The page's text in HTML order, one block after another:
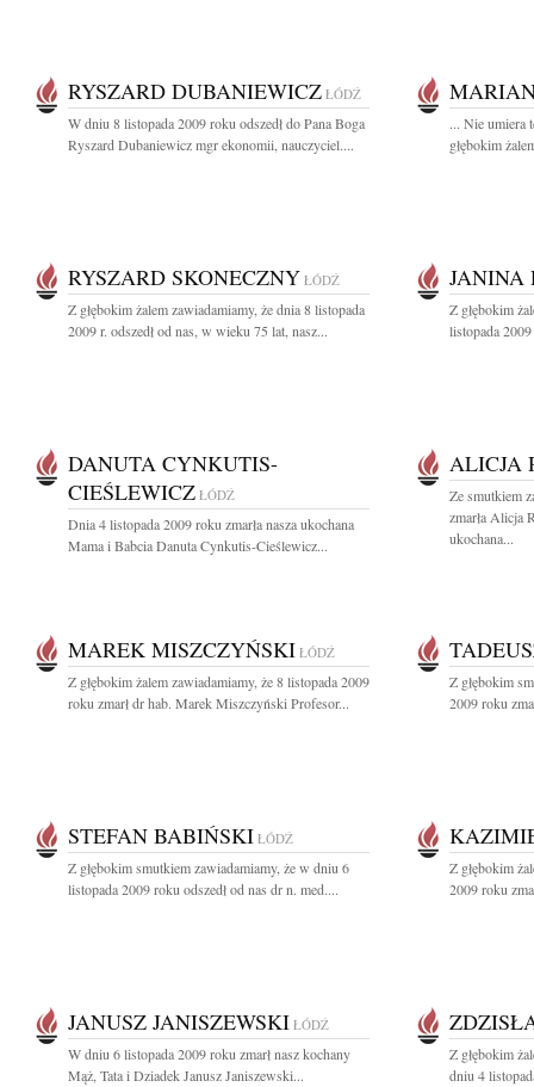
RYSZARD DUBANIEWICZ ŁÓDŹ
W dniu 8 listopada 2009 roku odszedł do Pana Boga
Ryszard Dubaniewicz mgr ekonomii, nauczyciel....
... Nie umiera
głębokim
RYSZARD SKONECZNY ŁÓDŹ
Z głębokim żalem zawiadamiamy, że dnia 8 listopada
2009 r. odszedł od nas, w wieku 75 lat, nasz...
JANINA
Z głębokim
listopada
DANUTA CYNKUTIS-
CIEŚLEWICZ ŁÓDŹ
Dnia 4 listopada 2009 roku zmarła nasza ukochana
Mama i Babcia Danuta Cynkutis-Cieślewicz...
ALICJA
Ze smutkiem
zmarła Alicja
ukochana...
MAREK MISZCZYŃSKI ŁÓDŹ
Z głębokim żalem zawiadamiamy, że 8 listopada 2009
roku zmarł dr hab. Marek Miszczyński Profesor...
Z głębokim
2009 roku
STEFAN BABIŃSKI ŁÓDŹ
Z głębokim smutkiem zawiadamiamy, że w dniu 6
listopada 2009 roku odszedł od nas dr n. med....
Z głębokim
2009 roku
JANUSZ JANISZEWSKI ŁÓDŹ
W dniu 6 listopada 2009 roku zmarł nasz kochany
Mąż, Tata i Dziadek Janusz Janiszewski...
Z głębokim
dniu 4